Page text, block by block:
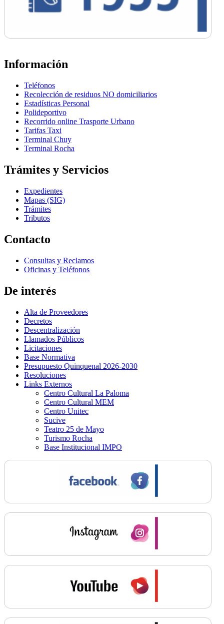
Información
Teléfonos
Recolección de residuos NO domiciliarios
Estadísticas Personal
Polideportivo
Recorrido online Trasporte Urbano
Tarifas Taxi
Terminal Chuy
Terminal Rocha
Trámites y Servicios
Expedientes
Mapas (SIG)
Trámites
Tributos
Contacto
Consultas y Reclamos
Oficinas y Teléfonos
De interés
Alta de Proveedores
Decretos
Descentralización
Llamados Públicos
Licitaciones
Base Normativa
Presupuesto Quinquenal 2026-2030
Resoluciones
Links Externos
Centro Cultural La Paloma
Centro Cultural MEM
Centro Unitec
Sucive
Teatro 25 de Mayo
Turismo Rocha
Base Institucional IMPO